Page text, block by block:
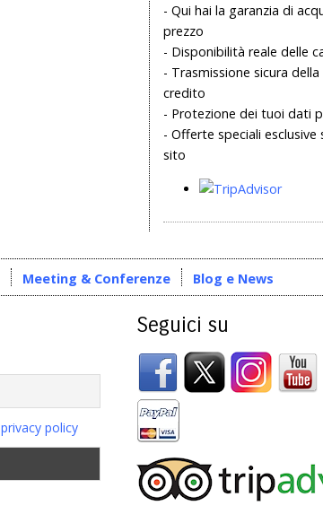
- Qui hai la garanzia di
prezzo
- Disponibilità reale delle
- Trasmissione sicura
credito
- Protezione dei tuoi dati
- Offerte speciali
sito
Meeting & Conferenze Blog e News
policy
Seguici su